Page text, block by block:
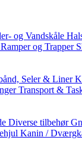
og Vandskåle
Ramper og Trapper
Seler & Liner
Transport &
Diverse tilbehør
Kanin /